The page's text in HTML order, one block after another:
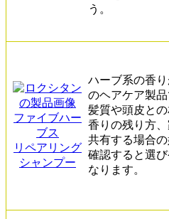
う。
ファイブハー
ブス
リペアリング
シャンプー
ハーブ系の香
のヘアケア製品
髪質や頭皮との
香りの残り方、
共有する場合
確認すると選び
なります。